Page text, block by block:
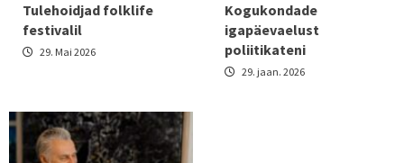
Tulehoidjad folklife
festivalil
29. Mai 2026
Kogukondade
igapäevaelust
poliitikateni
29. jaan. 2026